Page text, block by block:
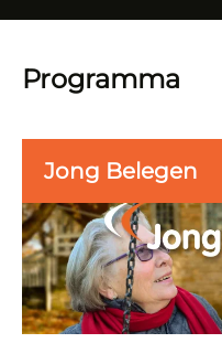
Programma
Jong Belegen